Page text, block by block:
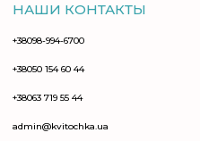
НАШИ КОНТАКТЫ
+38098-994-6700
+38050 154 60 44
+38063 719 55 44
admin@kvitochka.ua